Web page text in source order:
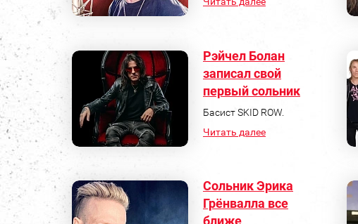
Рэйчел Болан
записал свой
первый сольник
Басист SKID ROW.
Читать далее
Сольник Эрика
Грёнвалла все
ближе